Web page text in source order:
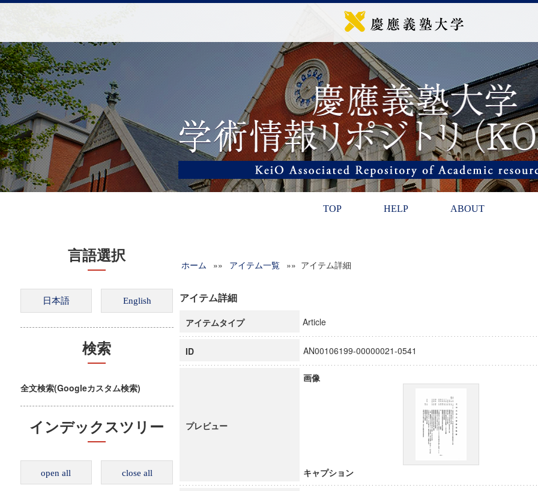
TOP HELP ABOUT
言語選択
検索
全文検索(Googleカスタム検索)
インデックスツリー
open all close all
ホーム »» アイテム一覧 »» アイテム詳細
アイテム詳細
アイテムタイプ Article
ID AN00106199-00000021-0541
プレビュー
画像
キャプション